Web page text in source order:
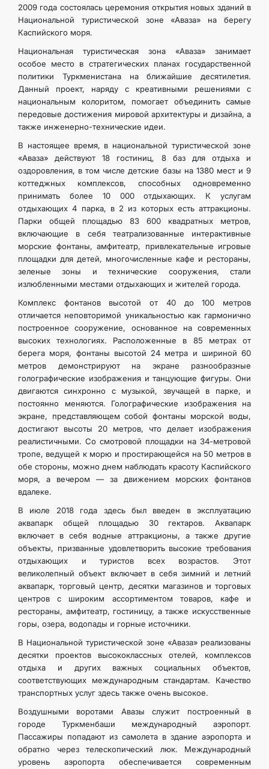
2009 года состоялась церемония открытия новых зданий в
Национальной туристической зоне «Аваза» на берегу
Каспийского моря.
Национальная туристическая зона «Аваза» занимает
особое место в стратегических планах государственной
политики Туркменистана на ближайшие десятилетия.
Данный проект, наряду с креативными решениями с
национальным колоритом, помогает объединить самые
передовые достижения мировой архитектуры и дизайна, а
также инженерно-технические идеи.
В настоящее время, в национальной туристической зоне
«Аваза» действуют 18 гостиниц, 8 баз для отдыха и
оздоровления, в том числе детские базы на 1380 мест и 9
коттеджных комплексов, способных одновременно
принимать более 10 000 отдыхающих. К услугам
отдыхающих 4 парка, в 2 из которых есть аттракционы.
Парки общей площадью 83 600 квадратных метров,
включающие в себя театрализованные интерактивные
морские фонтаны, амфитеатр, привлекательные игровые
площадки для детей, многочисленные кафе и рестораны,
зеленые зоны и технические сооружения, стали
излюбленными местами отдыхающих и жителей города.
Комплекс фонтанов высотой от 40 до 100 метров
отличается неповторимой уникальностью как гармонично
построенное сооружение, основанное на современных
высоких технологиях. Расположенные в 85 метрах от
берега моря, фонтаны высотой 24 метра и шириной 60
метров демонстрируют на экране разнообразные
голографические изображения и танцующие фигуры. Они
двигаются синхронно с музыкой, звучащей в парке, и
постоянно меняются. Голографические изображения на
экране, представляющем собой фонтаны морской воды,
достигают высоты 20 метров, что делает изображения
реалистичными. Со смотровой площадки на 34-метровой
тропе, ведущей к морю и простирающейся на 50 метров в
обе стороны, можно днем наблюдать красоту Каспийского
моря, а вечером — за движением морских фонтанов
вдалеке.
В июле 2018 года здесь был введен в эксплуатацию
аквапарк общей площадью 30 гектаров. Аквапарк
включает в себя водные аттракционы, а также другие
объекты, призванные удовлетворить высокие требования
отдыхающих и туристов всех возрастов. Этот
великолепный объект включает в себя зимний и летний
аквапарк, торговый центр, десятки магазинов и торговых
центров с широким ассортиментом товаров, кафе и
рестораны, амфитеатр, гостиницу, а также искусственные
горы, озера, водопады и горные источники.
В Национальной туристической зоне «Аваза» реализованы
десятки проектов высококлассных отелей, комплексов
отдыха и других важных социальных объектов,
соответствующих международным стандартам. Качество
транспортных услуг здесь также очень высокое.
Воздушными воротами Авазы служит построенный в
городе Туркменбаши международный аэропорт.
Пассажиры попадают из самолета в здание аэропорта и
обратно через телескопический люк. Международный
уровень аэропорта обеспечивается современным